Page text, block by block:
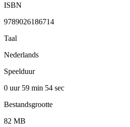
ISBN
9789026186714
Taal
Nederlands
Speelduur
0 uur 59 min 54 sec
Bestandsgrootte
82 MB